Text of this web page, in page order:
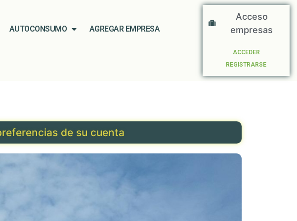
AUTOCONSUMO AGREGAR EMPRESA
Acceso
empresas
ACCEDER
REGISTRARSE
de su cuenta